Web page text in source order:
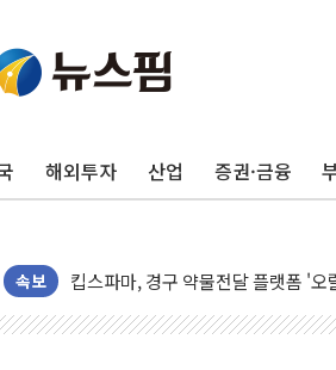
해외투자 산업 증권·금융
속보
건설 외감기업 10곳 중 1곳 '한계기
킵스파마, 경구 약물전달 플랫폼 '
李대통령 '최측근' 김상호 춘추관장